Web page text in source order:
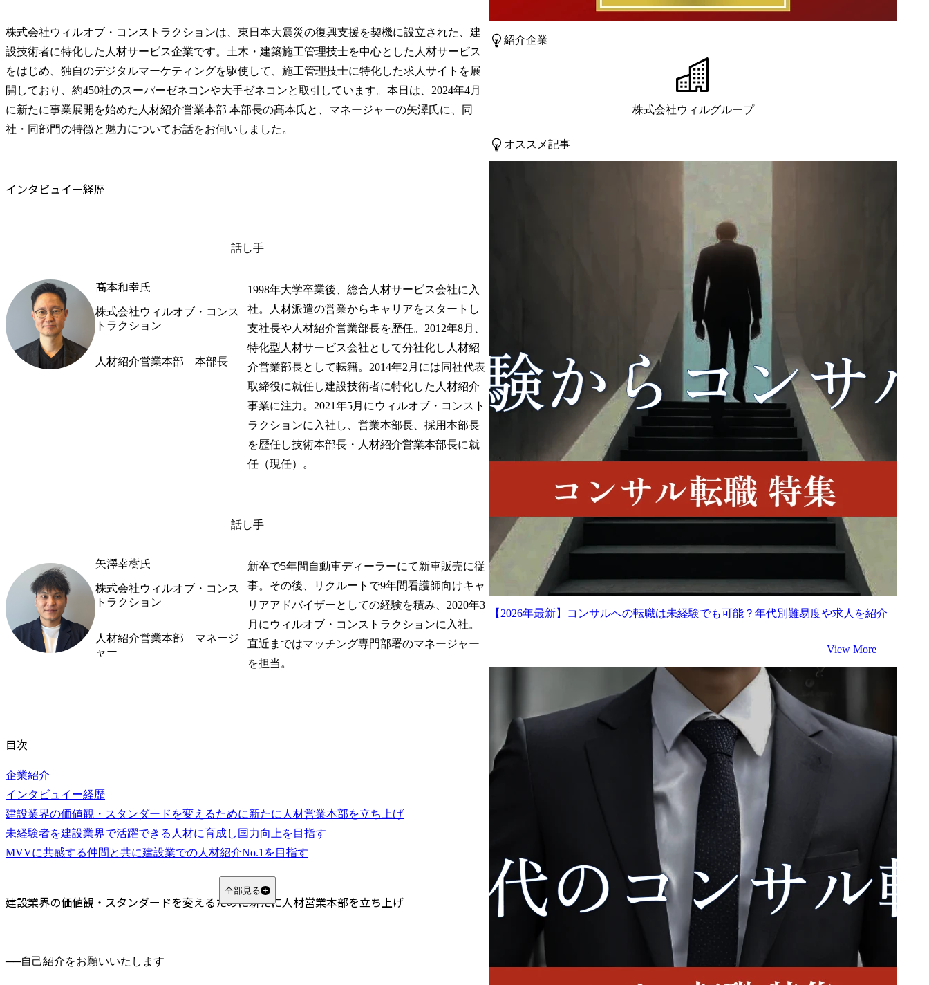
株式会社ウィルオブ・コンストラクションは、東日本大震災の復興支援を契機に設立された、建
設技術者に特化した人材サービス企業です。土木・建築施工管理技士を中心とした人材サービス
をはじめ、独自のデジタルマーケティングを駆使して、施工管理技士に特化した求人サイトを展
開しており、約450社のスーパーゼネコンや大手ゼネコンと取引しています。本日は、2024年4月
に新たに事業展開を始めた人材紹介営業本部 本部長の髙本氏と、マネージャーの矢澤氏に、同
社・同部門の特徴と魅力についてお話をお伺いしました。
インタビュイー経歴
話し手
髙本和幸氏
株式会社ウィルオブ・コンス
トラクション
人材紹介営業本部　本部長
1998年大学卒業後、総合人材サービス会社に入
社。人材派遣の営業からキャリアをスタートし
支社長や人材紹介営業部長を歴任。2012年8月、
特化型人材サービス会社として分社化し人材紹
介営業部長として転籍。2014年2月には同社代表
取締役に就任し建設技術者に特化した人材紹介
事業に注力。2021年5月にウィルオブ・コンスト
ラクションに入社し、営業本部長、採用本部長
を歴任し技術本部長・人材紹介営業本部長に就
任（現任）。
話し手
矢澤幸樹氏
株式会社ウィルオブ・コンス
トラクション
人材紹介営業本部　マネージ
ャー
新卒で5年間自動車ディーラーにて新車販売に従
事。その後、リクルートで9年間看護師向けキャ
リアアドバイザーとしての経験を積み、2020年3
月にウィルオブ・コンストラクションに入社。
直近まではマッチング専門部署のマネージャー
を担当。
目次
企業紹介
インタビュイー経歴
建設業界の価値観・スタンダードを変えるために新たに人材営業本部を立ち上げ
未経験者を建設業界で活躍できる人材に育成し国力向上を目指す
MVVに共感する仲間と共に建設業での人材紹介No.1を目指す
全部見る
建設業界の価値観・スタンダードを変えるために新たに人材営業本部を立ち上げ
──
紹介企業
株式会社ウィルグループ
オススメ記事
【2026年最新】コンサルへの転職は未経験でも可能？年代別難易度や求人を紹介
View More